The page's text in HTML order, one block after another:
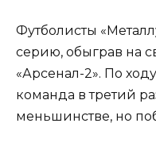
Футболисты
серию, обыграв на
«Арсенал-2». По
команда в третий
меньшинстве, но